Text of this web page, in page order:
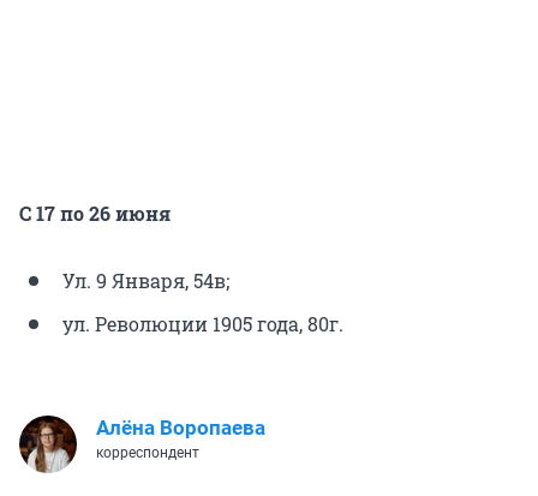
С 17 по 26 июня
Ул. 9 Января, 54в;
ул. Революции 1905 года, 80г.
Алёна Воропаева
корреспондент